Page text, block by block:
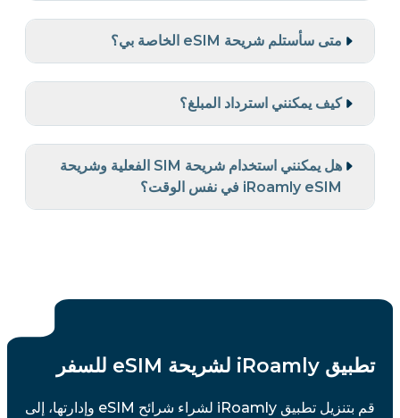
متى سأستلم شريحة eSIM الخاصة بي؟
كيف يمكنني استرداد المبلغ؟
هل يمكنني استخدام شريحة SIM الفعلية وشريحة
iRoamly eSIM في نفس الوقت؟
تطبيق iRoamly لشريحة eSIM للسفر
قم بتنزيل تطبيق iRoamly لشراء شرائح eSIM وإدارتها، إلى